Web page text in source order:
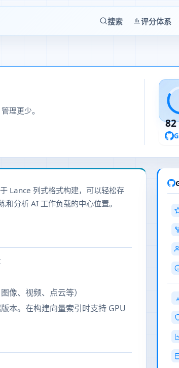
搜索 评分体系
理更少。
82
Lance 列式格式构建，可以轻松存
分析 AI 工作负载的中心位置。
像、视频、点云等）
本。在构建向量索引时支持 GPU